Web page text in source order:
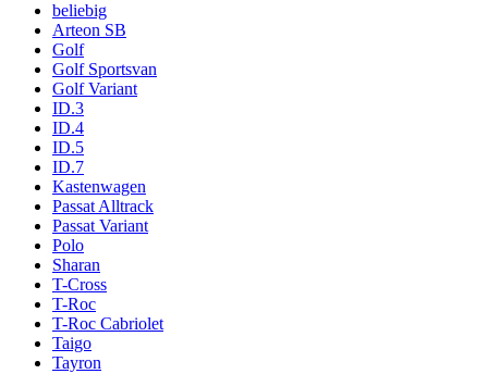
beliebig
Arteon SB
Golf
Golf Sportsvan
Golf Variant
ID.3
ID.4
ID.5
ID.7
Kastenwagen
Passat Alltrack
Passat Variant
Polo
Sharan
T-Cross
T-Roc
T-Roc Cabriolet
Taigo
Tayron